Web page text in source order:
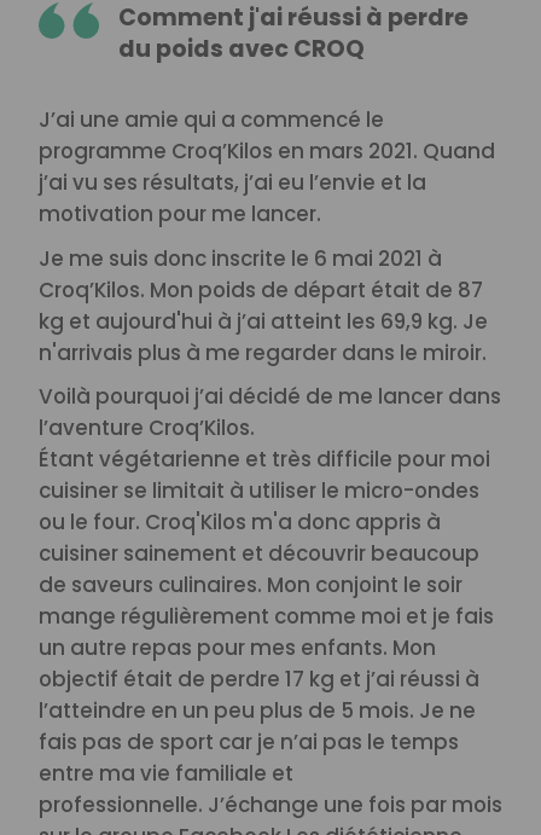
Comment j'ai réussi à perdre
du poids avec CROQ
J’ai une amie qui a commencé le
programme Croq’Kilos en mars 2021. Quand
j’ai vu ses résultats, j’ai eu l’envie et la
motivation pour me lancer.
Je me suis donc inscrite le 6 mai 2021 à
Croq’Kilos. Mon poids de départ était de 87
kg et aujourd'hui à j’ai atteint les 69,9 kg. Je
n'arrivais plus à me regarder dans le miroir.
Voilà pourquoi j’ai décidé de me lancer dans
l’aventure Croq’Kilos.
Étant végétarienne et très difficile pour moi
cuisiner se limitait à utiliser le micro-ondes
ou le four. Croq'Kilos m'a donc appris à
cuisiner sainement et découvrir beaucoup
de saveurs culinaires. Mon conjoint le soir
mange régulièrement comme moi et je fais
un autre repas pour mes enfants. Mon
objectif était de perdre 17 kg et j’ai réussi à
l’atteindre en un peu plus de 5 mois. Je ne
fais pas de sport car je n’ai pas le temps
entre ma vie familiale et
professionnelle. J’échange une fois par mois